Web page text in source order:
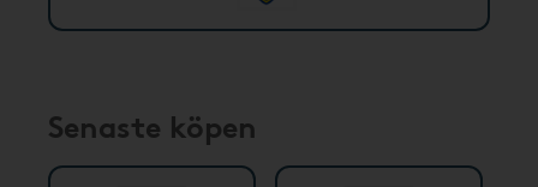
Senaste köpen